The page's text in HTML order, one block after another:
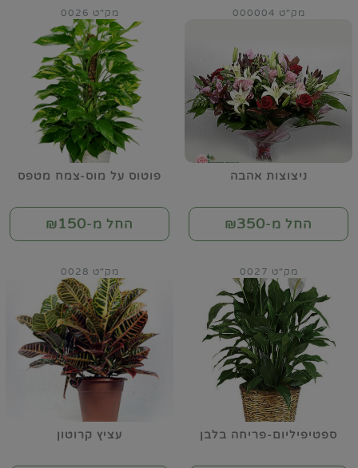
ניצוצות אהבה
מק"ט 000004
החל מ-₪350
פוטוס על מוס-צמח מטפס
מק"ט 0026
החל מ-₪150
ספטיפיליום-פריחה בלבן
מק"ט 0027
עציץ קרוטון
מק"ט 0028